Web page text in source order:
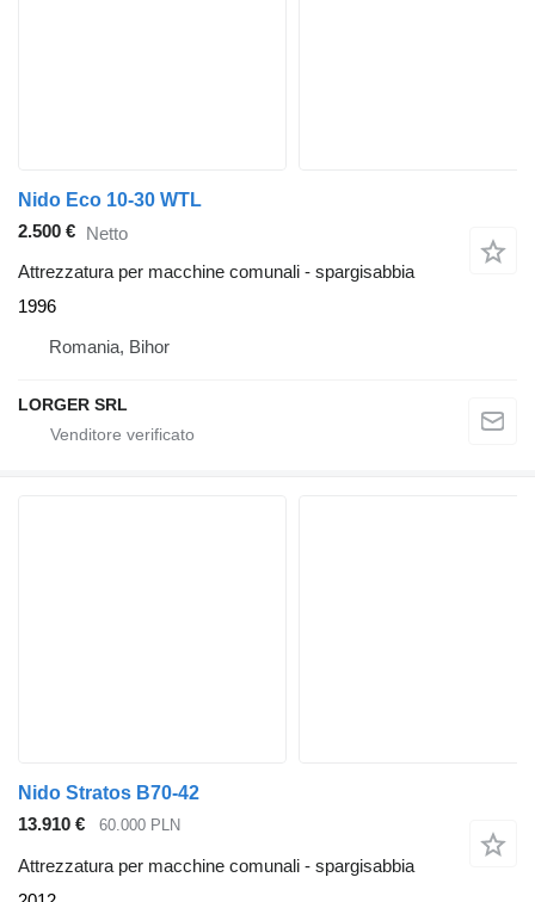
Nido Eco 10-30 WTL
2.500 € Netto
Attrezzatura per macchine comunali - spargisabbia
1996
Romania, Bihor
LORGER SRL
Nido Stratos B70-42
13.910 €
60.000 PLN
Attrezzatura per macchine comunali - spargisabbia